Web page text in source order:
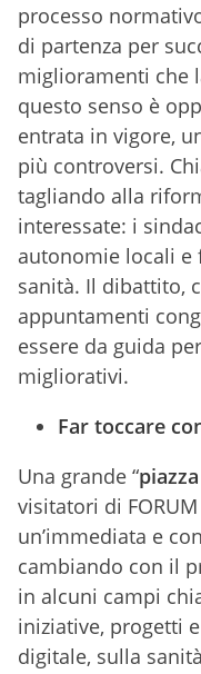
processo
di partenza per
miglioramenti che
questo senso è
entrata in vigore,
più controversi.
tagliando alla
interessate: i
autonomie locali e
sanità. Il dibattito,
appuntamenti
essere da guida
migliorativi.
Far toccare
Una grande “
visitatori di
un’immediata e
cambiando con il
in alcuni campi
iniziative, progetti
digitale, sulla